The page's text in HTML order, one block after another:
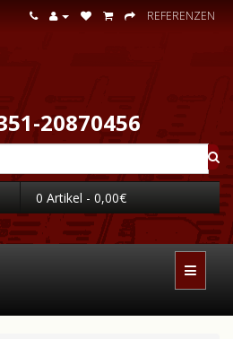
REFERENZEN
20870456
0 Artikel - 0,00€